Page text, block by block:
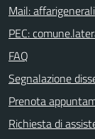
Mail:
PEC:
FAQ
Segnalazione
Prenota
Richiesta di